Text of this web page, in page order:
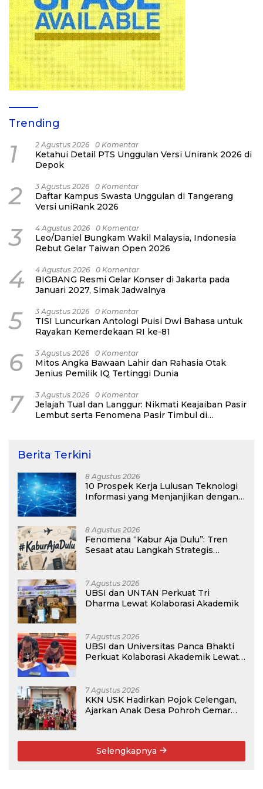
Trending
1 2 Agustus 2026 0 Komentar
Ketahui Detail PTS Unggulan Versi Unirank 2026 di
Depok
2 3 Agustus 2026 0 Komentar
Daftar Kampus Swasta Unggulan di Tangerang
Versi uniRank 2026
3 4 Agustus 2026 0 Komentar
Leo/Daniel Bungkam Wakil Malaysia, Indonesia
Rebut Gelar Taiwan Open 2026
4 4 Agustus 2026 0 Komentar
BIGBANG Resmi Gelar Konser di Jakarta pada
Januari 2027, Simak Jadwalnya
5 3 Agustus 2026 0 Komentar
TISI Luncurkan Antologi Puisi Dwi Bahasa untuk
Rayakan Kemerdekaan RI ke-81
6 3 Agustus 2026 0 Komentar
Mitos Angka Bawaan Lahir dan Rahasia Otak
Jenius Pemilik IQ Tertinggi Dunia
7 3 Agustus 2026 0 Komentar
Jelajah Tual dan Langgur: Nikmati Keajaiban Pasir
Lembut serta Fenomena Pasir Timbul di
Berita Terkini
8 Agustus 2026
10 Prospek Kerja Lulusan Teknologi
Informasi yang Menjanjikan dengan
8 Agustus 2026
Fenomena “Kabur Aja Dulu”: Tren
Sesaat atau Langkah Strategis
7 Agustus 2026
UBSI dan UNTAN Perkuat Tri
Dharma Lewat Kolaborasi Akademik
7 Agustus 2026
UBSI dan Universitas Panca Bhakti
Perkuat Kolaborasi Akademik Lewat
7 Agustus 2026
KKN USK Hadirkan Pojok Celengan,
Ajarkan Anak Desa Pohroh Gemar
Selengkapnya